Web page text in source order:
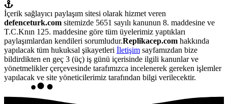
İçerik sağlayıcı paylaşım sitesi olarak hizmet veren
defenceturk.com sitemizde 5651 sayılı kanunun 8. maddesine ve
T.C.Knın 125. maddesine göre tüm üyelerimiz yaptıkları
paylaşımlardan kendileri sorumludur.Replikacep.com hakkında
yapılacak tüm hukuksal şikayetleri İletişim sayfamızdan bize
bildirdikten en geç 3 (üç) iş günü içerisinde ilgili kanunlar ve
yönetmelikler çerçevesinde tarafımızca incelenerek gereken işlemler
yapılacak ve site yöneticilerimiz tarafından bilgi verilecektir.